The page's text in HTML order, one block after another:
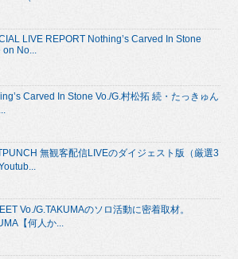
LIVE REPORT Nothing’s Carved In Stone
on No...
Carved In Stone Vo./G.村松拓 続・たっきゅん
無観客配信LIVEのダイジェスト版（厳選3
Vo./G.TAKUMAのソロ活動に密着取材。
【何人か...